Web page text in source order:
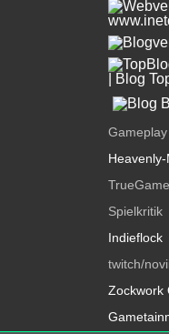
Spielkritik
Indieflock
twitch/
Zockwork